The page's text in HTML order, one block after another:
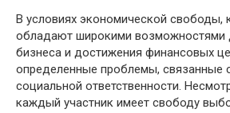
В условиях экономической свободы,
обладают широкими возможностями
бизнеса и достижения финансовых
определенные проблемы, связанные
социальной ответственности.
каждый участник имеет свободу